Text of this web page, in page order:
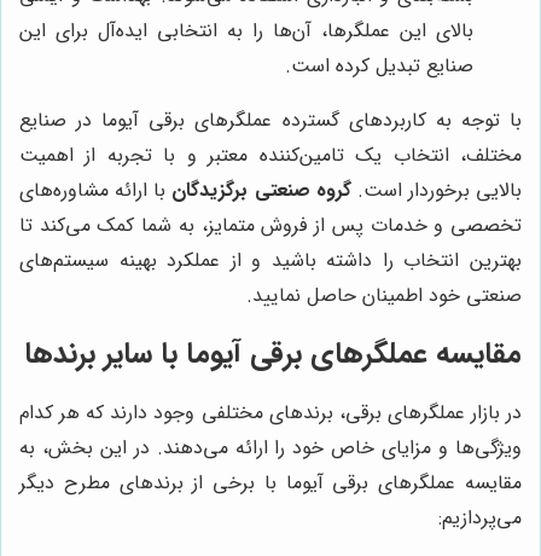
بالای این عملگرها، آن‌ها را به انتخابی ایده‌آل برای این
صنایع تبدیل کرده است.
با توجه به کاربردهای گسترده عملگرهای برقی آیوما در صنایع
مختلف، انتخاب یک تامین‌کننده معتبر و با تجربه از اهمیت
بالایی برخوردار است.گروه صنعتی برگزیدگان با ارائه مشاوره‌های
تخصصی و خدمات پس از فروش متمایز، به شما کمک می‌کند تا
بهترین انتخاب را داشته باشید و از عملکرد بهینه سیستم‌های
صنعتی خود اطمینان حاصل نمایید.
مقایسه عملگرهای برقی آیوما با سایر برندها
در بازار عملگرهای برقی، برندهای مختلفی وجود دارند که هر کدام
ویژگی‌ها و مزایای خاص خود را ارائه می‌دهند. در این بخش، به
مقایسه عملگرهای برقی آیوما با برخی از برندهای مطرح دیگر
می‌پردازیم: